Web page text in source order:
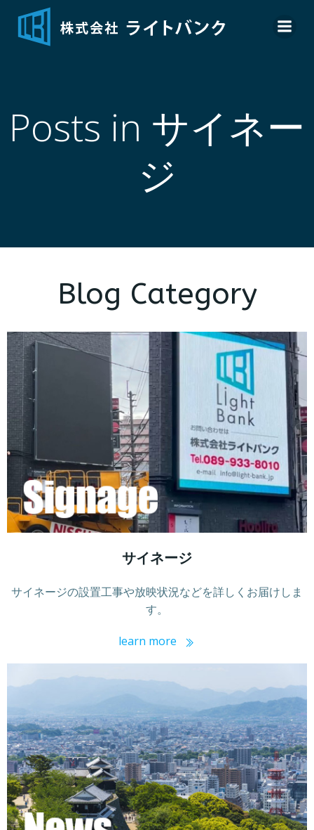
ン
キ
ッ
プ
Posts in サイネー
ジ
Blog Category
サイネージ
サイネージの設置工事や放映状況などを詳しくお届けしま
す。
learn more